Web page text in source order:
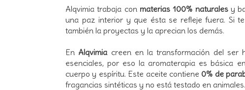
Alqvimia trabaja con materias 100% naturales y
una paz interior y que ésta se refleje fuera. Si
también la proyectas y la aprecian los demás.
En Alqvimia creen en la transformación del ser
esenciales, por eso la aromaterapia es básica
cuerpo y espíritu. Este aceite contiene0% de
fragancias sintéticas y no está testado en animales.